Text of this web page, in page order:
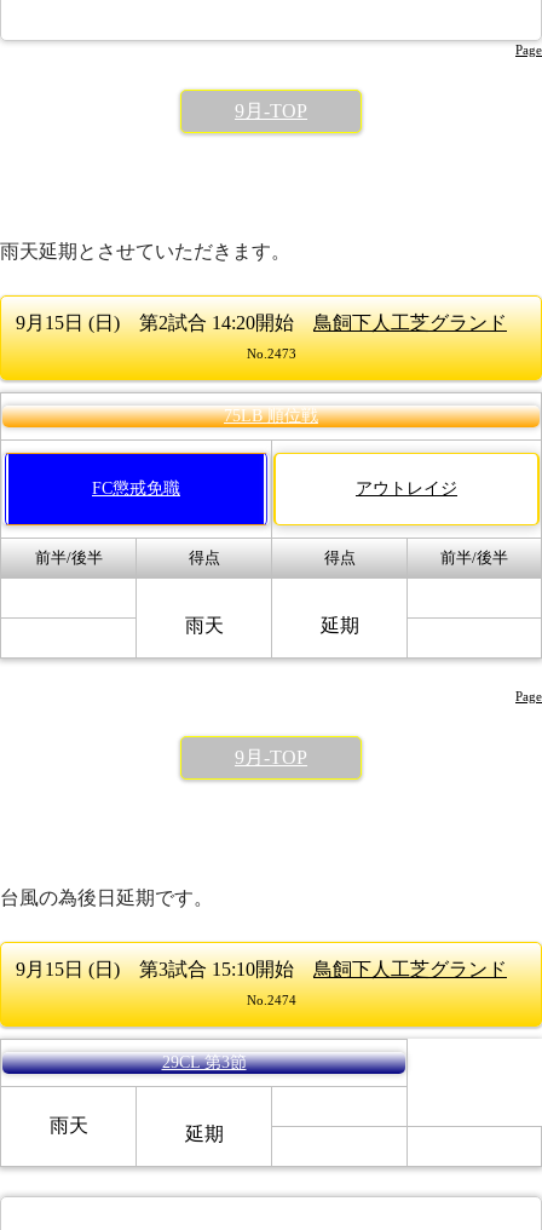
Page
9月-TOP
雨天延期とさせていただきます。
9月15日 (日) 第2試合 14:20開始鳥飼下人工芝グランド
No.2473
75LB 順位戦
FC懲戒免職 アウトレイジ
前半/後半 得点 得点 前半/後半
雨天 延期
Page
9月-TOP
台風の為後日延期です。
9月15日 (日) 第3試合 15:10開始鳥飼下人工芝グランド
No.2474
29CL 第3節
雨天 延期